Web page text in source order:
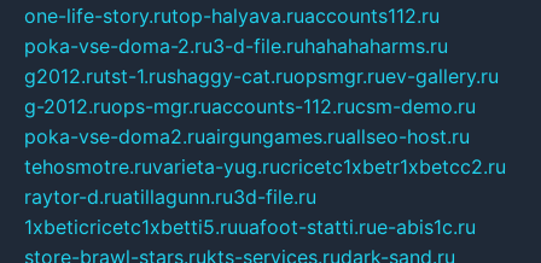
one-life-story.rutop-halyava.ruaccounts112.ru
poka-vse-doma-2.ru3-d-file.ruhahahaharms.ru
g2012.rutst-1.rushaggy-cat.ruopsmgr.ruev-gallery.ru
g-2012.ruops-mgr.ruaccounts-112.rucsm-demo.ru
poka-vse-doma2.ruairgungames.ruallseo-host.ru
tehosmotre.ruvarieta-yug.rucricetc1xbetr1xbetcc2.ru
raytor-d.ruatillagunn.ru3d-file.ru
1xbeticricetc1xbetti5.ruuafoot-statti.rue-abis1c.ru
store-brawl-stars.rukts-services.rudark-sand.ru